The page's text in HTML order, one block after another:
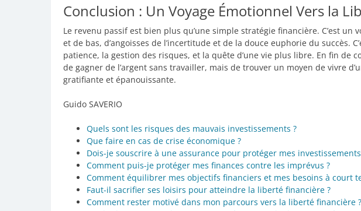
Conclusion : Un Voyage Émotionnel Vers la
Le revenu passif est bien plus qu’une simple stratégie financière. C’est un
et de bas, d’angoisses de l’incertitude et de la douce euphorie du succès.
patience, la gestion des risques, et la quête d’une vie plus libre. En fin de
de gagner de l’argent sans travailler, mais de trouver un moyen de vivre
gratifiante et épanouissante.
Guido SAVERIO
Quels sont les risques des mauvais investissements ?
Que faire en cas de crise économique ?
Dois-je souscrire à une assurance pour protéger mes
Comment puis-je protéger mes finances contre les imprévus ?
Comment équilibrer mes objectifs financiers et mes besoins à court
Faut-il sacrifier ses loisirs pour atteindre la liberté financière ?
Comment rester motivé dans mon parcours vers la liberté financière ?